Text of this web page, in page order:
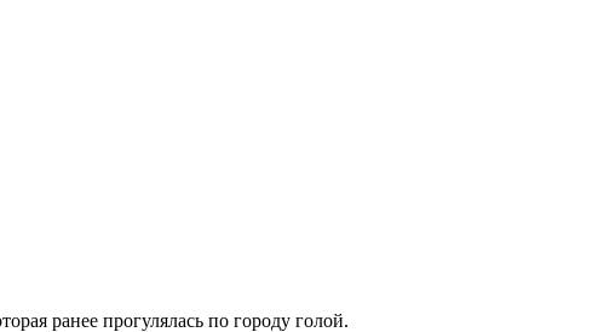
ранее прогулялась по городу голой.